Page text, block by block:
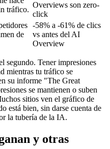
tráfico.
Overviews son zero-
click
de
-58% a -61% de clics
vs antes del AI
Overview
segundo. Tener impresiones
mientras tu tráfico se
su informe "The Great
se mantienen o suben
sitios ven el gráfico de
está bien, sin darse cuenta de
la tubería de la IA.
y otras